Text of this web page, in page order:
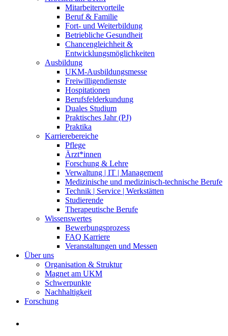
Mitarbeitervorteile
Beruf & Familie
Fort- und Weiterbildung
Betriebliche Gesundheit
Chancengleichheit &
Entwicklungsmöglichkeiten
Ausbildung
UKM-Ausbildungsmesse
Freiwilligendienste
Hospitationen
Berufsfelderkundung
Duales Studium
Praktisches Jahr (PJ)
Praktika
Karrierebereiche
Pflege
Ärzt*innen
Forschung & Lehre
Verwaltung | IT | Management
Medizinische und medizinisch-technische Berufe
Technik | Service | Werkstätten
Studierende
Therapeutische Berufe
Wissenswertes
Bewerbungsprozess
FAQ Karriere
Veranstaltungen und Messen
Über uns
Organisation & Struktur
Magnet am UKM
Schwerpunkte
Nachhaltigkeit
Forschung